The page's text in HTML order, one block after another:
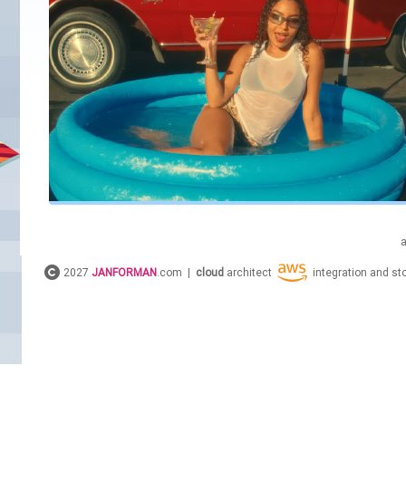
2027 JANFORMAN .com | cloud architect integration and